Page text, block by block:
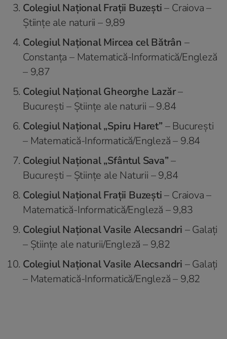
Colegiul Național Frații Buzești– Craiova –
Ştiinţe ale naturii – 9,89
Colegiul Național Mircea cel Bătrân –
Constanța – Matematică-Informatică/Engleză
– 9,87
Colegiul Naţional Gheorghe Lazăr–
București – Ştiinţe ale naturii – 9.84
Colegiul Național „Spiru Haret” – București
– Matematică-Informatică/Engleză – 9.84
Colegiul Naţional „Sfântul Sava”–
București – Ştiinţe ale Naturii – 9,84
Colegiul Național Frații Buzești– Craiova –
Matematică-Informatică/Engleză – 9,83
Colegiul Național Vasile Alecsandri – Galați
– Ştiinţe ale naturii/Engleză – 9,82
Colegiul Național Vasile Alecsandri – Galați
– Matematică-Informatică/Engleză – 9,82